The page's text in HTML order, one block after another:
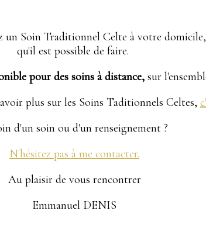
un Soin Traditionnel Celte à votre
qu'il est possible de faire.
pour des soins à distance, sur
plus sur les Soins Taditionnels Celtes,
d'un soin ou d'un renseignement ?
N'hésitez pas à me contacter.
Au plaisir de vous rencontrer
Emmanuel DENIS